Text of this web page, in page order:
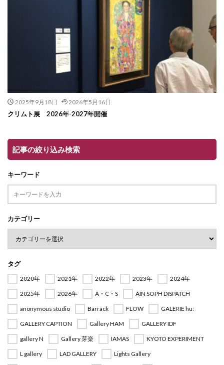
2025年9月18日 2026年5月16日
クリムト展 2026年-2027年開催
記事の絞り込み検索
キーワード
カテゴリー
タグ
2020年 2021年 2022年 2023年
2024年
2025年
2026年 A・C・S
AIN SOPH DISPATCH
anonymous studio
Barrack FLOW
GALERIE hu:
GALLERY CAPTION
Gallery HAM
GALLERY IDF
gallery N
Gallery 芽楽 IAMAS
KYOTO EXPERIMENT
L gallery
LAD GALLERY
Lights Gallery